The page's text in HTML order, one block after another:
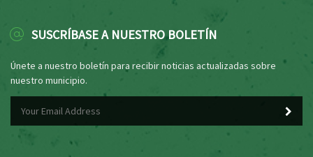
SUSCRÍBASE A NUESTRO BOLETÍN
Únete a nuestro boletín para recibir noticias actualizadas sobre
nuestro municipio.